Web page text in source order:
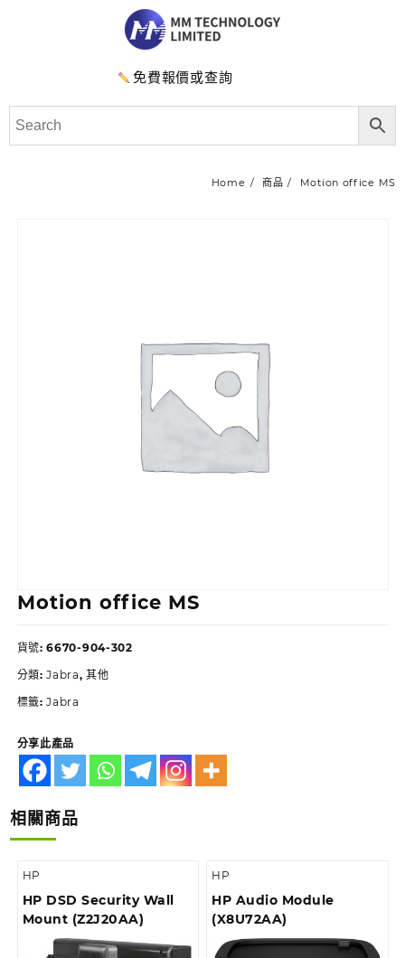
免費報價或查詢
Home 商品 Motion office MS
Motion office MS
貨號:6670-904-302
分類:Jabra,其他
標籤:Jabra
分享此產品
相關商品
HP
HP DSD Security Wall
Mount (Z2J20AA)
HP
HP Audio Module
(X8U72AA)